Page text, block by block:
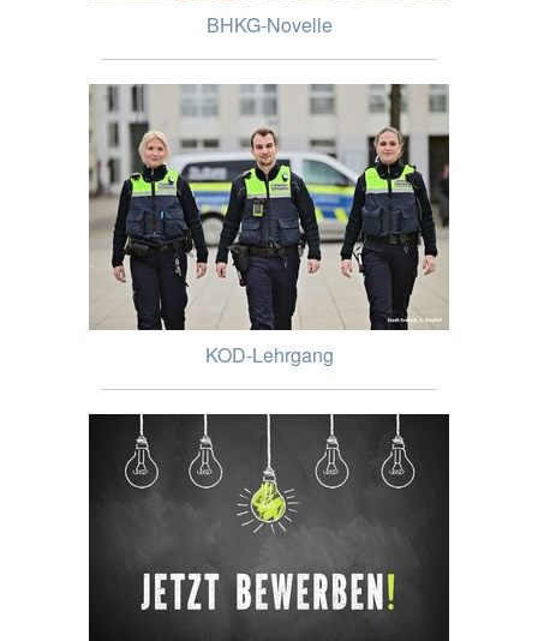
BHKG-Novelle
KOD-Lehrgang